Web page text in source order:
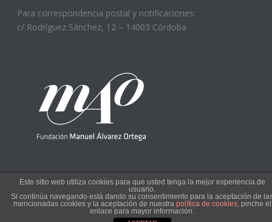
Para correspondencia postal y notificaciones:
c/ Rodríguez Sánchez, 12 – 14003 Córdoba
Copyright © 2022
Este sitio web utiliza cookies para que usted tenga la mejor experiencia de
usuario.
Si continúa navegando está dando su consentimiento para la aceptación de
mencionadas cookies y la aceptación de nuestra política de cookies, pinche el
enlace para mayor información.